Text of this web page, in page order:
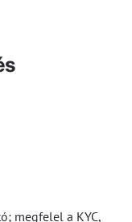
megfelel a KYC,